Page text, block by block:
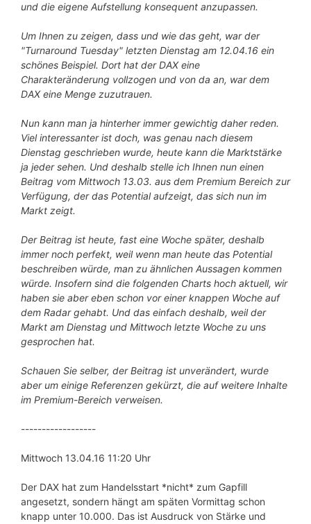
und die eigene Aufstellung konsequent anzupassen.
Um Ihnen zu zeigen, dass und wie das geht, war der
"Turnaround Tuesday" letzten Dienstag am 12.04.16 ein
schönes Beispiel. Dort hat der DAX eine
Charakteränderung vollzogen und von da an, war dem
DAX eine Menge zuzutrauen.
Nun kann man ja hinterher immer gewichtig daher reden.
Viel interessanter ist doch, was genau nach diesem
Dienstag geschrieben wurde, heute kann die Marktstärke
ja jeder sehen. Und deshalb stelle ich Ihnen nun einen
Beitrag vom Mittwoch 13.03. aus dem Premium Bereich zur
Verfügung, der das Potential aufzeigt, das sich nun im
Markt zeigt.
Der Beitrag ist heute, fast eine Woche später, deshalb
immer noch perfekt, weil wenn man heute das Potential
beschreiben würde, man zu ähnlichen Aussagen kommen
würde. Insofern sind die folgenden Charts hoch aktuell, wir
haben sie aber eben schon vor einer knappen Woche auf
dem Radar gehabt. Und das einfach deshalb, weil der
Markt am Dienstag und Mittwoch letzte Woche zu uns
gesprochen hat.
Schauen Sie selber, der Beitrag ist unverändert, wurde
aber um einige Referenzen gekürzt, die auf weitere Inhalte
im Premium-Bereich verweisen.
------------------
Mittwoch 13.04.16 11:20 Uhr
Der DAX hat zum Handelsstart *nicht* zum Gapfill
angesetzt, sondern hängt am späten Vormittag schon
knapp unter 10.000. Das ist Ausdruck von Stärke und